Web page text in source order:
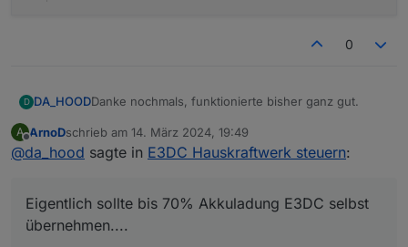
0
D DA_HOODDanke nochmals, funktionierte bisher ganz gut.
Jetzt hat er aber die Ladung verhindert wo nur ein
Neustart des Scripts half :/
Eigentlich sollte bis 70% Akkuladung E3DC selbst
übernehmen....
09:23:24.051	silly	influxdb.0 (236530)
09:23:24.052	warn	javascript.0 (486936)
A
Offline
ArnoDschrieb am 14. März 2024, 19:49
zuletzt editiert von
@da_hood sagte in E3DC Hauskraftwerk steuern:
Eigentlich sollte bis 70% Akkuladung E3DC selbst
übernehmen....